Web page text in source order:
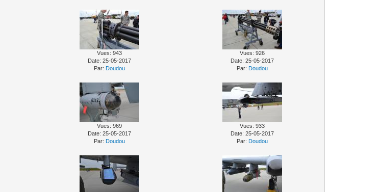
Vues: 943
Date: 25-05-2017
Par: Doudou
Vues: 926
Date: 25-05-2017
Par: Doudou
Vues: 969
Date: 25-05-2017
Par: Doudou
Vues: 933
Date: 25-05-2017
Par: Doudou